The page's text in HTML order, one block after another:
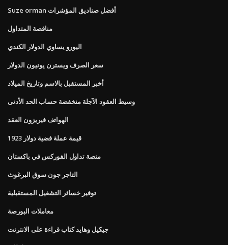
Suze orman أفضل صناديق المؤشرات
مناقصة المتداول
اليورو يساوي الدولار الكندي
سعر الصرف ويسترن يونيون الدولار
أخبر المستقبل بالاسم وتاريخ الميلاد
وسيط العقود الآجلة منخفضة حساب الحد الأدنى
الهواتف فيريزون العقد
قيمة عملة فضية دولار 1923
منصة تداول الفوركس في باكستان
التاجر جون سوق البرغوث
توفير خسائر التشغيل المستقبلية
معاملات البورصة
جيكيل وهايد كتاب قراءة على الانترنت